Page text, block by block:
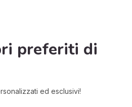
preferiti di
ed esclusivi!